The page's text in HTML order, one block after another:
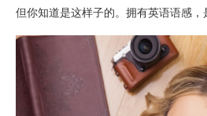
但你知道是这样子的。拥有英语语感，